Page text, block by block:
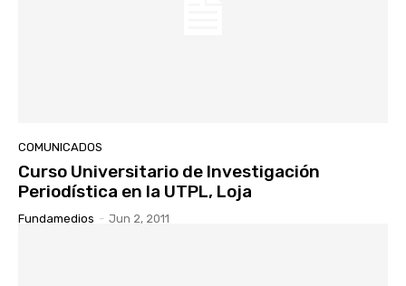
COMUNICADOS
Curso Universitario de Investigación
Periodística en la UTPL, Loja
Fundamedios - Jun 2, 2011